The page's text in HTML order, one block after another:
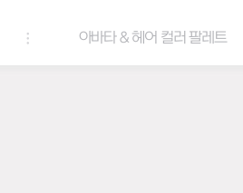
아바타 & 헤어 컬러 팔레트